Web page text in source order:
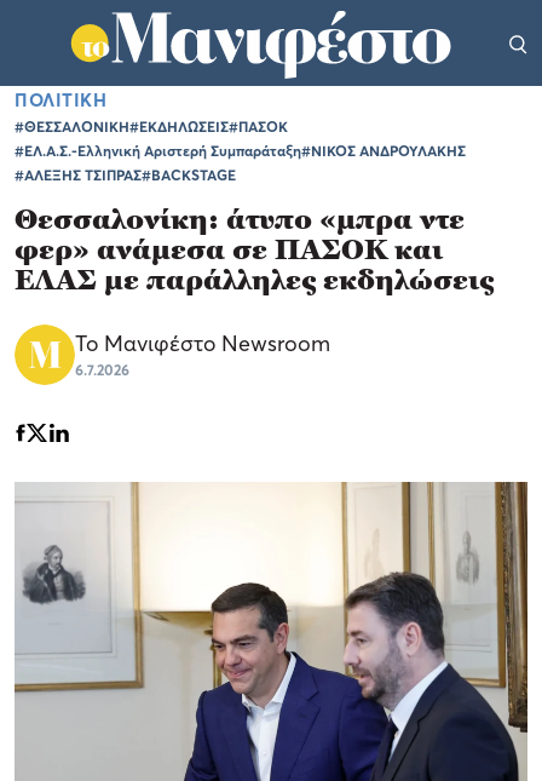
ΠΟΛΙΤΙΚΗ
#ΘΕΣΣΑΛΟΝΙΚΗ#ΕΚΔΗΛΩΣΕΙΣ#ΠΑΣΟΚ
#ΕΛ.Α.Σ.-Ελληνική Αριστερή Συμπαράταξη#ΝΙΚΟΣ ΑΝΔΡΟΥΛΑΚΗΣ
#ΑΛΕΞΗΣ ΤΣΙΠΡΑΣ#BACKSTAGE
Θεσσαλονίκη: άτυπο «μπρα ντε
φερ» ανάμεσα σε ΠΑΣΟΚ και
ΕΛΑΣ με παράλληλες εκδηλώσεις
Το Μανιφέστο Newsroom
6.7.2026